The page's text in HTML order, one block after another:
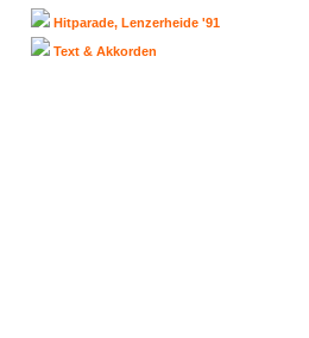
Hitparade, Lenzerheide '91
Text & Akkorden